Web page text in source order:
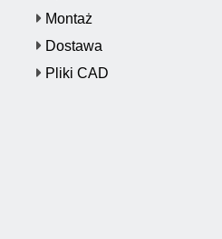
Montaż
Dostawa
Pliki CAD